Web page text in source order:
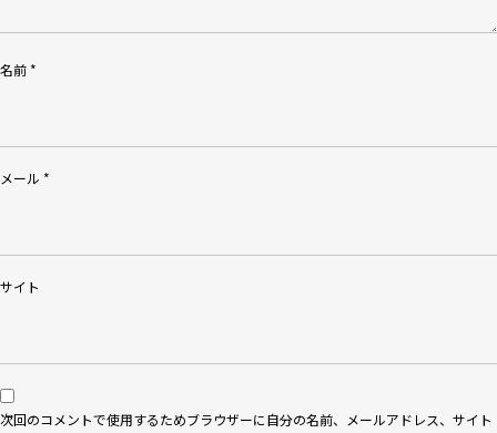
名前 *
メール *
サイト
次回のコメントで使用するためブラウザーに自分の名前、メールアドレス、サイト